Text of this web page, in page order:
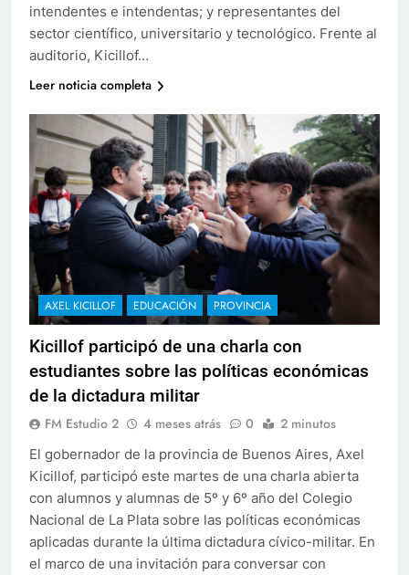
intendentes e intendentas; y representantes del
sector científico, universitario y tecnológico. Frente al
auditorio, Kicillof…
Leer noticia completa
AXEL KICILLOF EDUCACIÓN PROVINCIA
Kicillof participó de una charla con
estudiantes sobre las políticas económicas
de la dictadura militar
FM Estudio 2 4 meses atrás 0 2 minutos
El gobernador de la provincia de Buenos Aires, Axel
Kicillof, participó este martes de una charla abierta
con alumnos y alumnas de 5º y 6º año del Colegio
Nacional de La Plata sobre las políticas económicas
aplicadas durante la última dictadura cívico-militar. En
el marco de una invitación para conversar con